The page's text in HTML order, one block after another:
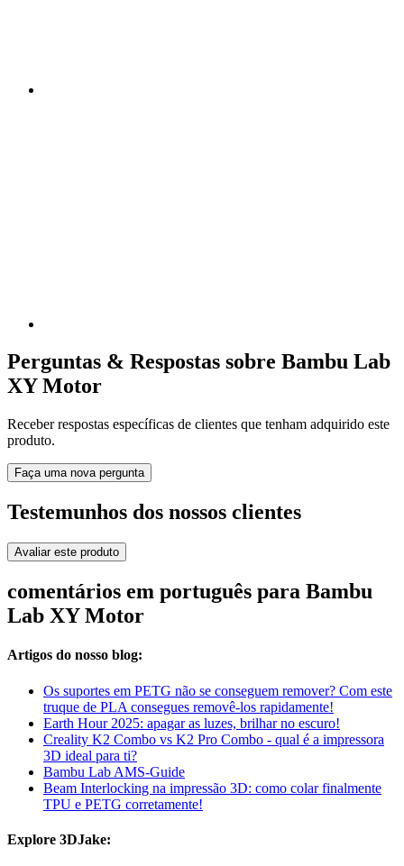
Perguntas & Respostas sobre Bambu Lab
XY Motor
Receber respostas específicas de clientes que tenham adquirido este
produto.
Faça uma nova pergunta
Testemunhos dos nossos clientes
Avaliar este produto
comentários em português para Bambu
Lab XY Motor
Artigos do nosso blog:
Os suportes em PETG não se conseguem remover? Com este
truque de PLA consegues removê-los rapidamente!
Earth Hour 2025: apagar as luzes, brilhar no escuro!
Creality K2 Combo vs K2 Pro Combo - qual é a impressora
3D ideal para ti?
Bambu Lab AMS-Guide
Beam Interlocking na impressão 3D: como colar finalmente
TPU e PETG corretamente!
Explore 3DJake: